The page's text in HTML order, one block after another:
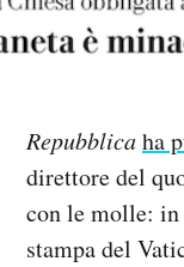
Repubblicaha
direttore del
con le molle: in
stampa del